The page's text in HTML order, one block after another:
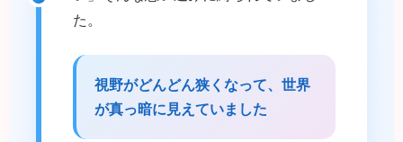
た。
視野がどんどん狭くなって、世界
が真っ暗に見えていました